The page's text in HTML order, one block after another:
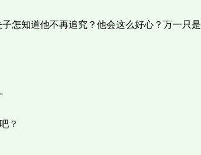
知道他不再追究？他会这么好心？万一只是
？